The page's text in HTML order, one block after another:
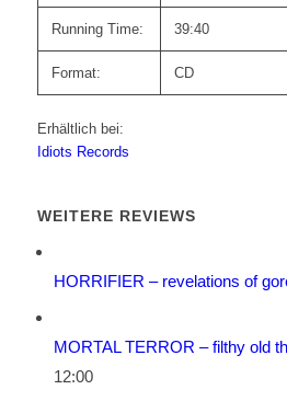
Running Time: 39:40
Format: CD
Erhältlich bei:
Idiots Records
WEITERE REVIEWS
HORRIFIER – revelations of
MORTAL TERROR – filthy old
12:00